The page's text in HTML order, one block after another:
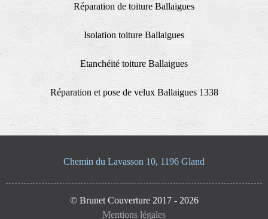
Réparation de toiture Ballaigues
Isolation toiture Ballaigues
Etanchéité toiture Ballaigues
Réparation et pose de velux Ballaigues 1338
Chemin du Lavasson 10, 1196 Gland
© Brunet Couverture 2017 - 2026
Mentions légales